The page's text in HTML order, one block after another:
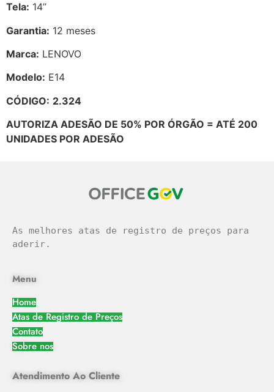
Tela: 14”
Garantia: 12 meses
Marca: LENOVO
Modelo: E14
CÓDIGO: 2.324
AUTORIZA ADESÃO DE 50% POR ÓRGÃO = ATÉ 200
UNIDADES POR ADESÃO
As melhores atas de registro de preços para
aderir.
Menu
Home
Atas de Registro de Preços
Contato
Sobre nos
Atendimento Ao Cliente